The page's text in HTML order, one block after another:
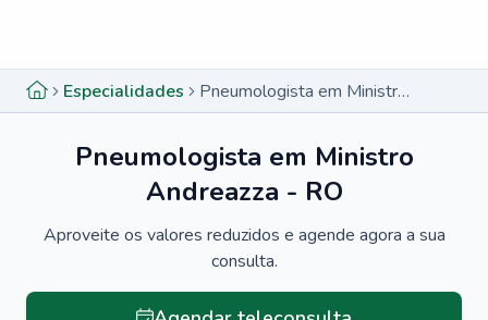
Especialidades Pneumologista em Ministro Andreazza - RO
Pneumologista em Ministro
Andreazza - RO
Aproveite os valores reduzidos e agende agora a sua
consulta.